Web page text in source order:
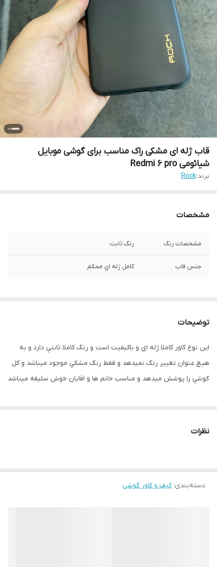
قاب ژله ای مشکی راک مناسب برای گوشی موبایل
شیائومی Redmi 6 pro
برند:Rock
مشخصات
مشخصات رنگ رنگ ثابت
جنس قاب کامل ژله اي محکم
توضیحات
اين نوع کاور کاملا ژله اي و باکيفيت است و رنگ کاملا ثابتي دارد و به
هيچ عنوان تغيير رنگ نميدهد و فقط رنگ مشکي موجود ميباشد و کل
گوشي را پوشش ميدهد و مناسب خانم ها و اقايان خوش سليقه ميباشد
نظرات
دسته‌بندی:کیف و کاور گوشی